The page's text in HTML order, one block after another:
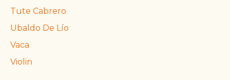
Tute Cabrero
Ubaldo De Lío
Vaca
Violin